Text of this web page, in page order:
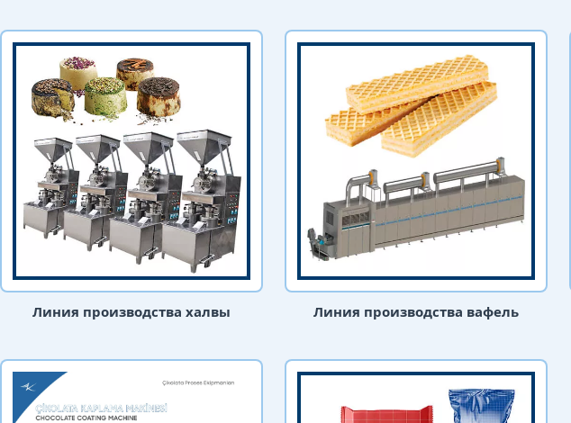
Линия производства халвы Линия производства вафель